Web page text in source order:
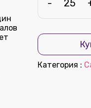
-
Категория :